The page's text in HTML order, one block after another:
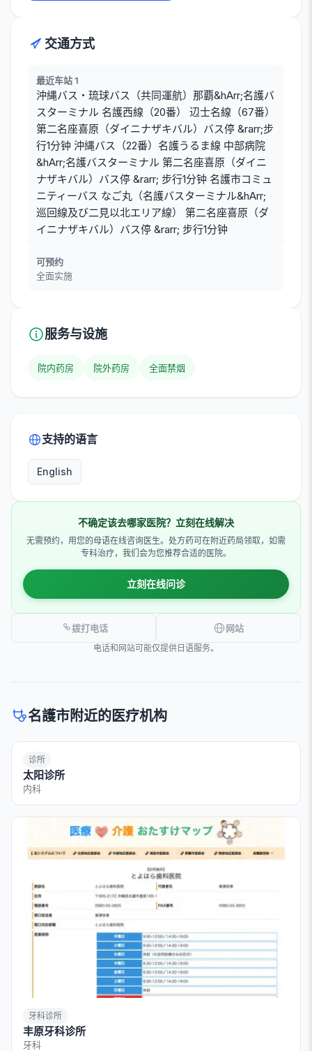
交通方式
最近车站 1
沖縄バス・琉球バス（共同運航）那覇&hArr;名護バ
スターミナル 名護西線（20番） 辺士名線（67番）
第二名座喜原（ダイニナザキバル）バス停 &rarr;步
行1分钟 沖縄バス（22番）名護うるま線 中部病院
&hArr;名護バスターミナル 第二名座喜原（ダイニ
ナザキバル）バス停 &rarr; 步行1分钟 名護市コミュ
ニティーバス なご丸（名護バスターミナル&hArr;
巡回線及び二見以北エリア線） 第二名座喜原（ダ
イニナザキバル）バス停 &rarr; 步行1分钟
可预约
全面实施
服务与设施
院内药房 院外药房 全面禁烟
支持的语言
English
不确定该去哪家医院？立刻在线解决
无需预约，用您的母语在线咨询医生。处方药可在附近药局领取，如需
专科治疗，我们会为您推荐合适的医院。
立刻在线问诊
拨打电话 网站
电话和网站可能仅提供日语服务。
名護市附近的医疗机构
诊所
太阳诊所
内科
牙科诊所
丰原牙科诊所
牙科